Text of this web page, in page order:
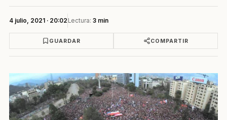
4 julio, 2021 · 20:02 Lectura: 3 min
GUARDAR COMPARTIR